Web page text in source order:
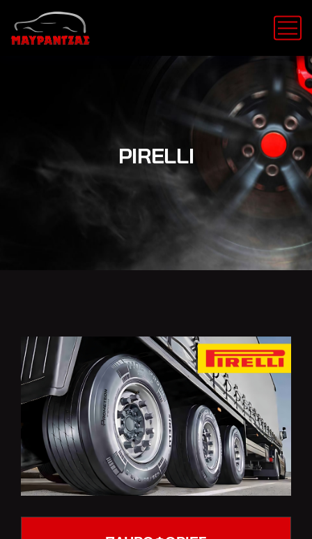
PIRELLI